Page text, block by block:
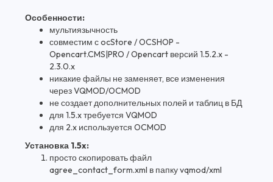
Особенности:
мультиязычность
совместим с ocStore / OCSHOP -
Opencart.CMS|PRO / Opencart версий 1.5.2.x -
2.3.0.x
никакие файлы не заменяет, все изменения
через VQMOD/OCMOD
не создает дополнительных полей и таблиц в БД
для 1.5.x требуется VQMOD
для 2.x используется OCMOD
Установка 1.5x:
просто скопировать файл
agree_contact_form.xml в папку vqmod/xml